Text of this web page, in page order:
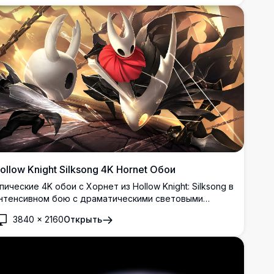
Knight Silksong 4K Hornet Обои
4K обои с Хорнет из Hollow Knight: Silksong в
бою с драматическими световыми
ловкую героиню, владеющую
иглы и шелка на фоне золотистых
3840 × 2160Открыть